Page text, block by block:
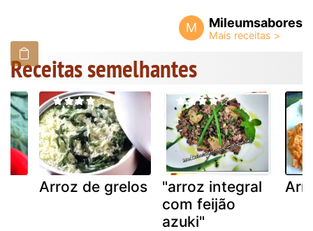
M Mileumsabores
Receitas semelhantes
Arroz de grelos
"arroz integral
com feijão
azuki"